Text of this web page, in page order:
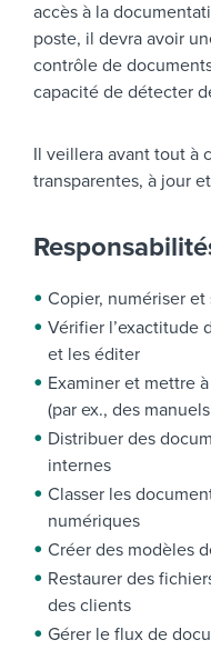
accès à la
poste, il devra avoir
contrôle de
capacité de détecter
Il veillera avant tout à
transparentes, à jour
Copier, numériser
Vérifier l’exactitude
et les éditer
Examiner et mettre
(par ex., des
Distribuer des
internes
Classer les
numériques
Créer des modèles
Restaurer des
des clients
Gérer le flux de